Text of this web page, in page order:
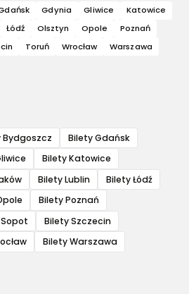
Gdynia Gliwice
Katowice
Łódź Olsztyn Opole
Poznań
Toruń Wrocław
Warszawa
Bydgoszcz
Bilety Gdańsk
Bilety Katowice
Bilety Lublin
Bilety Łódź
Bilety Poznań
Bilety Szczecin
Bilety Warszawa